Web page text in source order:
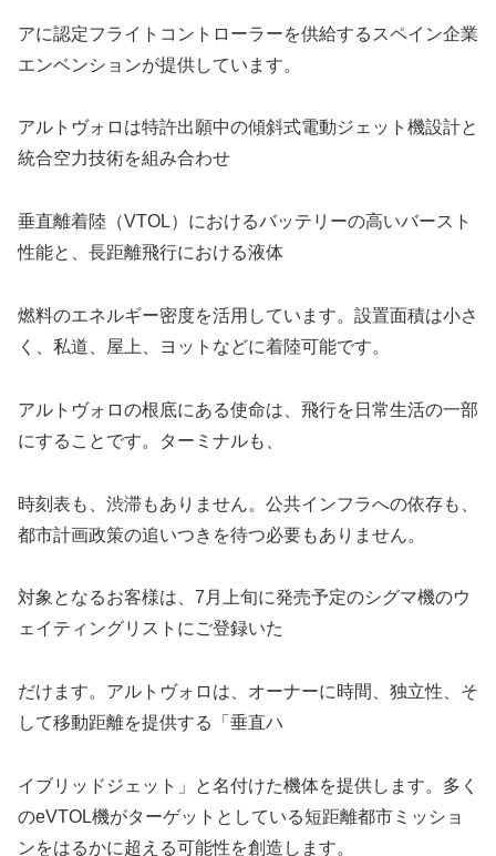
アに認定フライトコントローラーを供給するスペイン企業
エンベンションが提供しています。
アルトヴォロは特許出願中の傾斜式電動ジェット機設計と
統合空力技術を組み合わせ
垂直離着陸（VTOL）におけるバッテリーの高いバースト
性能と、長距離飛行における液体
燃料のエネルギー密度を活用しています。設置面積は小さ
く、私道、屋上、ヨットなどに着陸可能です。
アルトヴォロの根底にある使命は、飛行を日常生活の一部
にすることです。ターミナルも、
時刻表も、渋滞もありません。公共インフラへの依存も、
都市計画政策の追いつきを待つ必要もありません。
対象となるお客様は、7月上旬に発売予定のシグマ機のウ
ェイティングリストにご登録いた
だけます。アルトヴォロは、オーナーに時間、独立性、そ
して移動距離を提供する「垂直ハ
イブリッドジェット」と名付けた機体を提供します。多く
のeVTOL機がターゲットとしている短距離都市ミッショ
ンをはるかに超える可能性を創造します。